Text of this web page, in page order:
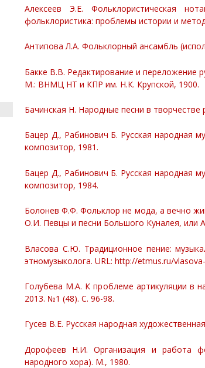
Алексеев Э.Е. Фольклористическая
фольклористика: проблемы истории и
Антипова Л.А. Фольклорный ансамбль
Бакке В.В. Редактирование и переложение
М.: ВНМЦ НТ и КПР им. Н.К. Крупской, 1900.
Бачинская Н. Народные песни в
Бацер Д., Рабинович Б. Русская народная
композитор, 1981.
Бацер Д., Рабинович Б. Русская народная
композитор, 1984.
Болонев Ф.Ф. Фольклор не мода, а вечно
О.И. Певцы и песни Большого Куналея, или
Власова С.Ю. Традиционное пение:
этномузыколога. URL: http://etmus.ru/
Голубева М.А. К проблеме артикуляции в
2013. №1 (48). С. 96-98.
Гусев В.Е. Русская народная
Дорофеев Н.И. Организация и работа
народного хора). М., 1980.